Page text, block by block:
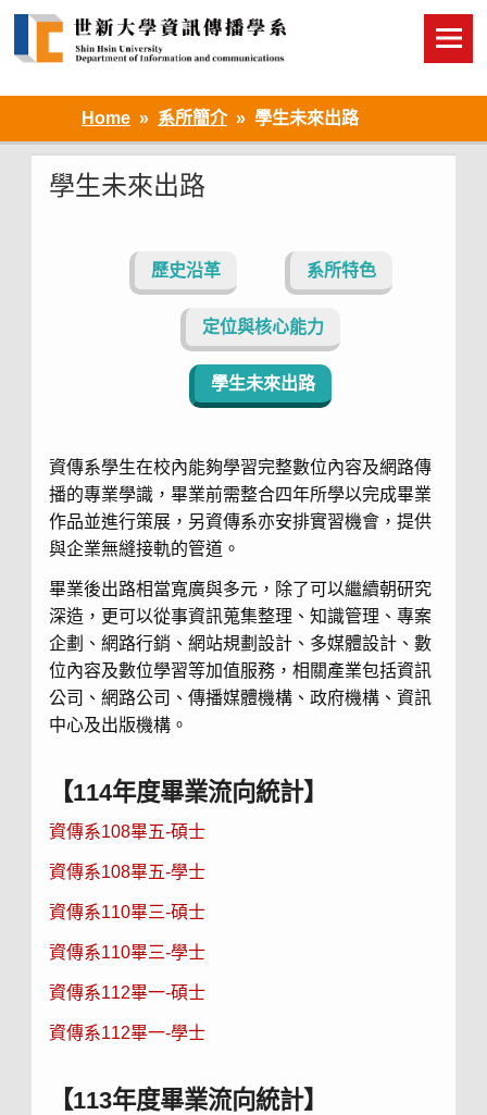
Home 系所簡介 學生未來出路
學生未來出路
歷史沿革 系所特色
定位與核心能力
學生未來出路
資傳系學生在校內能夠學習完整數位內容及網路傳
播的專業學識，畢業前需整合四年所學以完成畢業
作品並進行策展，另資傳系亦安排實習機會，提供
與企業無縫接軌的管道。
畢業後出路相當寬廣與多元，除了可以繼續朝研究
深造，更可以從事資訊蒐集整理、知識管理、專案
企劃、網路行銷、網站規劃設計、多媒體設計、數
位內容及數位學習等加值服務，相關產業包括資訊
公司、網路公司、傳播媒體機構、政府機構、資訊
中心及出版機構。
【114年度畢業流向統計】
資傳系108畢五-碩士
資傳系108畢五-學士
資傳系110畢三-碩士
資傳系110畢三-學士
資傳系112畢一-碩士
資傳系112畢一-學士
【113年度畢業流向統計】